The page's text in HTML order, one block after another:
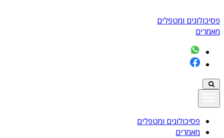
פסיכולוגים ומטפלים
מאמרים
פסיכולוגים ומטפלים
מאמרים